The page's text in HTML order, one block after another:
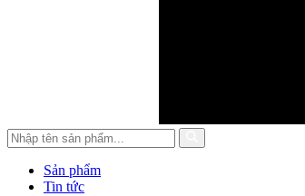
Sản phẩm
Tin tức